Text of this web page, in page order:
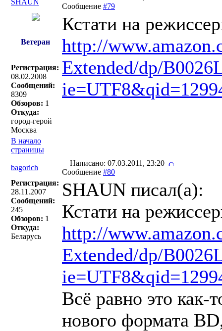
SHAUN
Сообщение #79
Ветеран
Регистрация:
08.02.2008
Сообщений:
8309
Обзоров: 1
Откуда:
город-герой
Москва
Кстати на
http://
Extended/dp/
В начало
страницы
bagorich
Написано: 07.03.2011, 23:20
Сообщение #80
Регистрация:
28.11.2007
Сообщений:
245
Обзоров: 1
Откуда:
Беларусь
SHAUN писал(a):
Кстати на
http://
Extended/dp/
Всё равно это как-
нового формата